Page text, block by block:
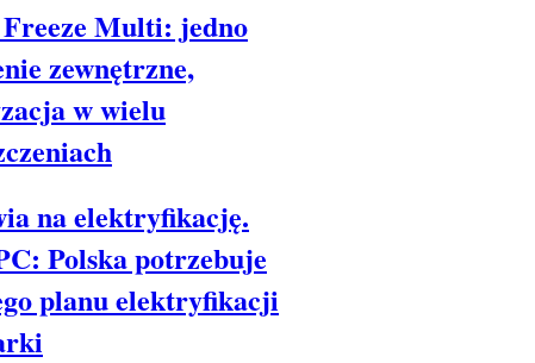
Multi: jedno
zewnętrzne,
w wielu
na elektryfikację.
Polska potrzebuje
planu elektryfikacji